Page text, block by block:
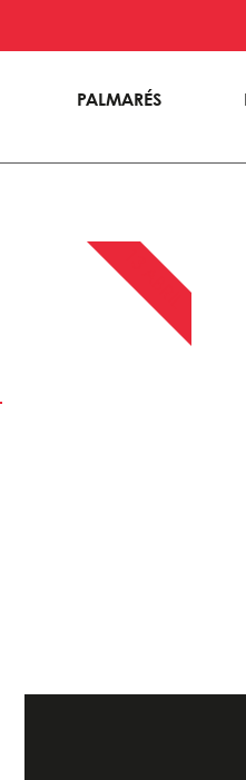
PALMARÉS
13 ABRIL